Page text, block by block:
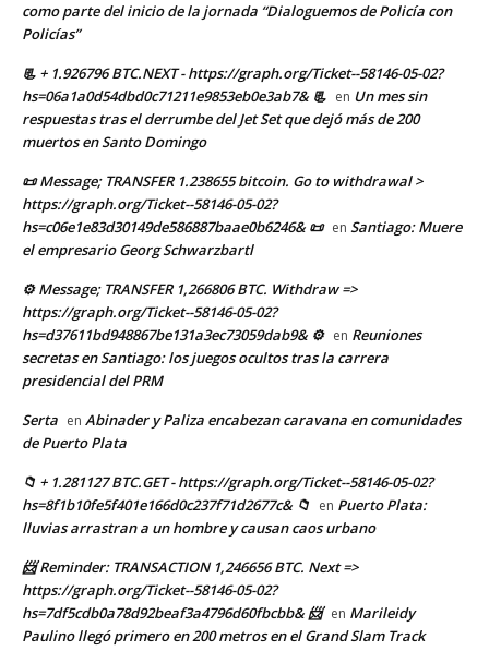
como parte del inicio de la jornada “Dialoguemos de Policía con
Policías”
📃 + 1.926796 BTC.NEXT - https://graph.org/Ticket--58146-05-02?
hs=06a1a0d54dbd0c71211e9853eb0e3ab7& 📃 en Un mes sin
respuestas tras el derrumbe del Jet Set que dejó más de 200
muertos en Santo Domingo
📜 Message; TRANSFER 1.238655 bitcoin. Go to withdrawal >
https://graph.org/Ticket--58146-05-02?
hs=c06e1e83d30149de586887baae0b6246& 📜 en Santiago: Muere
el empresario Georg Schwarzbartl
⚙ Message; TRANSFER 1,266806 BTC. Withdraw =>
https://graph.org/Ticket--58146-05-02?
hs=d37611bd948867be131a3ec73059dab9& ⚙ en Reuniones
secretas en Santiago: los juegos ocultos tras la carrera
presidencial del PRM
Serta en Abinader y Paliza encabezan caravana en comunidades
de Puerto Plata
📁 + 1.281127 BTC.GET - https://graph.org/Ticket--58146-05-02?
hs=8f1b10fe5f401e166d0c237f71d2677c& 📁 en Puerto Plata:
lluvias arrastran a un hombre y causan caos urbano
📨 Reminder: TRANSACTION 1,246656 BTC. Next =>
https://graph.org/Ticket--58146-05-02?
hs=7df5cdb0a78d92beaf3a4796d60fbcbb& 📨 en Marileidy
Paulino llegó primero en 200 metros en el Grand Slam Track